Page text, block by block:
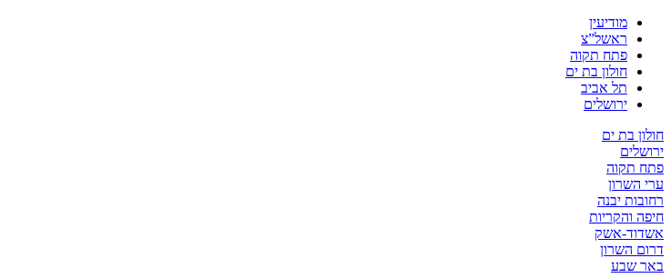
מודיעין
ראשל”צ
פתח תקוה
חולון בת ים
תל אביב
ירושלים
חולון בת ים
ירושלים
פתח תקוה
ערי השרון
רחובות יבנה
חיפה והקריות
אשדוד-אשק
דרום השרון
באר שבע